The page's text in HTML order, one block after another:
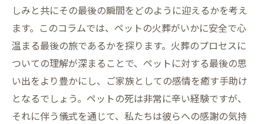
しみと共にその最後の瞬間をどのように迎えるかを考え
ます。このコラムでは、ペットの火葬がいかに安全で心
温まる最後の旅であるかを探ります。火葬のプロセスに
ついての理解が深まることで、ペットに対する最後の思
い出をより豊かにし、ご家族としての感情を癒す手助け
となるでしょう。ペットの死は非常に辛い経験ですが、
それに伴う儀式を通じて、私たちは彼らへの感謝の気持